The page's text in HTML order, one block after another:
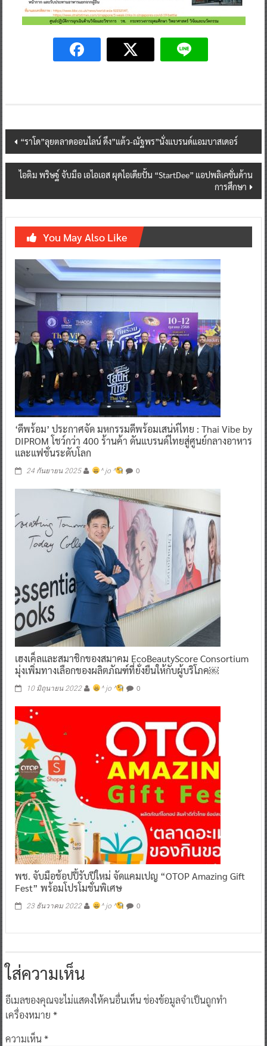
Post
navigation
“ราโด”ลุยตลาดออนไลน์ ดึง”แต้ว-ณัฐพร”นั่งแบรนด์แอมบาสเดอร์
ไอติม พริษฐ์ จับมือ เอไอเอส ผุดไอเดียปั้น “StartDee” แอปพลิเคชั่นด้าน
การศึกษา
You May Also Like
‘ดีพร้อม’ ประกาศจัด มหกรรมดีพร้อมเสน่ห์ไทย : Thai Vibe by
DIPROM โชว์กว่า 400 ร้านค้า ดันแบรนด์ไทยสู่ศูนย์กลางอาหาร
และแฟชั่นระดับโลก
24 กันยายน 2025 ^ jo ^ 0
เฮงเค็ลและสมาชิกของสมาคม EcoBeautyScore Consortium
มุ่งเพิ่มทางเลือกของผลิตภัณฑ์ที่ยั่งยืนให้กับผู้บริโภค￼
10 มิถุนายน 2022 ^ jo ^ 0
พช. จับมือช้อปปี้รับปีใหม่ จัดแคมเปญ “OTOP Amazing Gift
Fest” พร้อมโปรโมชั่นพิเศษ
23 ธันวาคม 2022 ^ jo ^ 0
ใส่ความเห็น
อีเมลของคุณจะไม่แสดงให้คนอื่นเห็นช่องข้อมูลจำเป็นถูกทำ
เครื่องหมาย *
ความเห็น*